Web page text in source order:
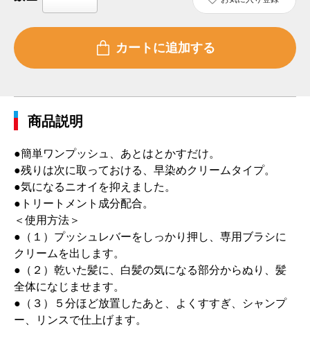
商品説明
●簡単ワンプッシュ、あとはとかすだけ。
●残りは次に取っておける、早染めクリームタイプ。
●気になるニオイを抑えました。
●トリートメント成分配合。
＜使用方法＞
●（１）プッシュレバーをしっかり押し、専用ブラシに
クリームを出します。
●（２）乾いた髪に、白髪の気になる部分からぬり、髪
全体になじませます。
●（３）５分ほど放置したあと、よくすすぎ、シャンプ
ー、リンスで仕上げます。